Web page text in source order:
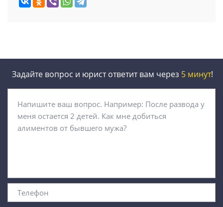
Задайте вопрос и юрист ответит вам через 5 минут!